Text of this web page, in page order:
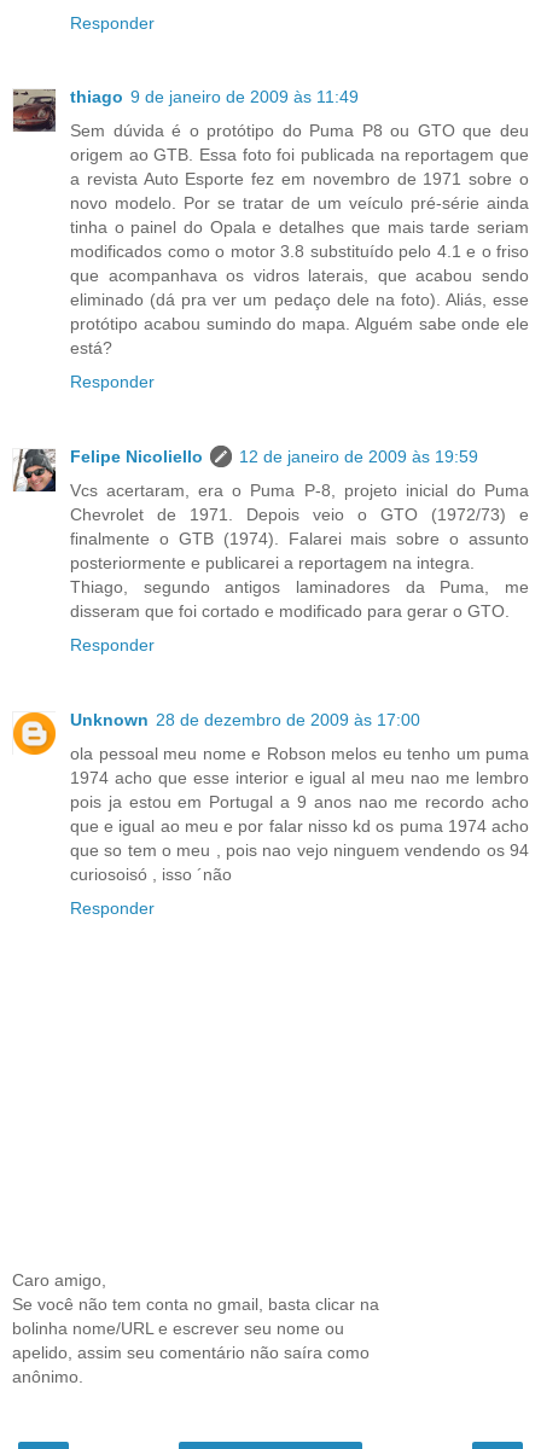
Responder
thiago 9 de janeiro de 2009 às 11:49
Sem dúvida é o protótipo do Puma P8 ou GTO que deu
origem ao GTB. Essa foto foi publicada na reportagem que
a revista Auto Esporte fez em novembro de 1971 sobre o
novo modelo. Por se tratar de um veículo pré-série ainda
tinha o painel do Opala e detalhes que mais tarde seriam
modificados como o motor 3.8 substituído pelo 4.1 e o friso
que acompanhava os vidros laterais, que acabou sendo
eliminado (dá pra ver um pedaço dele na foto). Aliás, esse
protótipo acabou sumindo do mapa. Alguém sabe onde ele
está?
Responder
Felipe Nicoliello
12 de janeiro de 2009 às 19:59
Vcs acertaram, era o Puma P-8, projeto inicial do Puma
Chevrolet de 1971. Depois veio o GTO (1972/73) e
finalmente o GTB (1974). Falarei mais sobre o assunto
posteriormente e publicarei a reportagem na integra.
Thiago, segundo antigos laminadores da Puma, me
disseram que foi cortado e modificado para gerar o GTO.
Responder
Unknown 28 de dezembro de 2009 às 17:00
ola pessoal meu nome e Robson melos eu tenho um puma
1974 acho que esse interior e igual al meu nao me lembro
pois ja estou em Portugal a 9 anos nao me recordo acho
que e igual ao meu e por falar nisso kd os puma 1974 acho
que so tem o meu , pois nao vejo ninguem vendendo os 94
curiosoisó , isso ´não
Responder
Caro amigo,
Se você não tem conta no gmail, basta clicar na
bolinha nome/URL e escrever seu nome ou
apelido, assim seu comentário não saíra como
anônimo.